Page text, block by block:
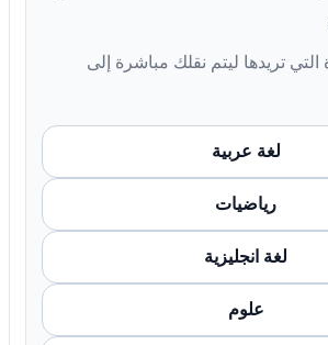
تريدها ليتم نقلك مباشرة إلى
لغة عربية
رياضيات
لغة انجليزية
علوم